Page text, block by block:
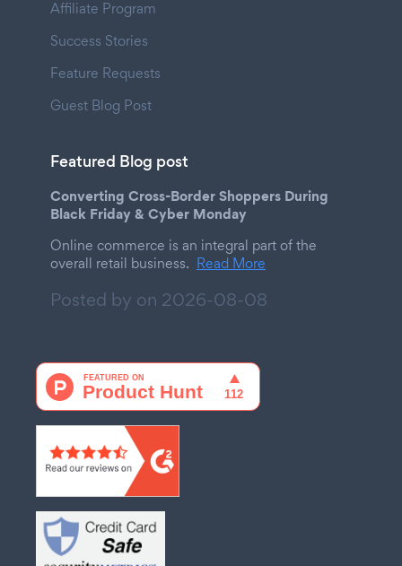
Affiliate Program
Success Stories
Feature Requests
Guest Blog Post
Featured Blog post
Converting Cross-Border Shoppers During
Black Friday & Cyber Monday
Online commerce is an integral part of the
overall retail business. Read More
Posted by on 2026-08-08